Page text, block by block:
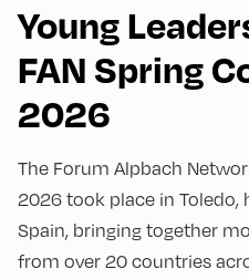
Young
FAN Spring
2026
The Forum Alpbach
2026 took place in Toledo,
Spain, bringing together
from over 20 countries